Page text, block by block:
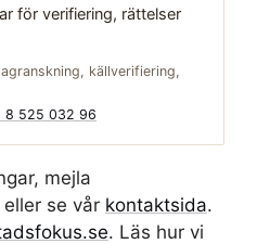
för verifiering, rättelser
källverifiering,
8 525 032 96
mejla
eller se vår kontaktsida.
. Läs hur vi